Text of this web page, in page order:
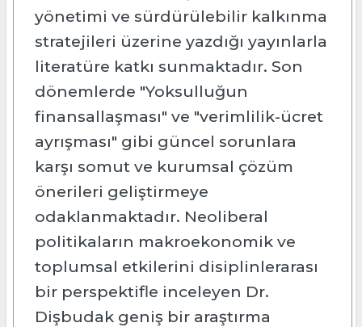
yönetimi ve sürdürülebilir kalkınma
stratejileri üzerine yazdığı yayınlarla
literatüre katkı sunmaktadır. Son
dönemlerde "Yoksulluğun
finansallaşması" ve "verimlilik-ücret
ayrışması" gibi güncel sorunlara
karşı somut ve kurumsal çözüm
önerileri geliştirmeye
odaklanmaktadır. Neoliberal
politikaların makroekonomik ve
toplumsal etkilerini disiplinlerarası
bir perspektifle inceleyen Dr.
Dişbudak geniş bir araştırma